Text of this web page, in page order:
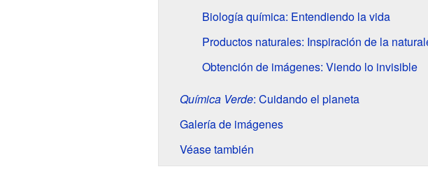
Biología química: Entendiendo la vida
Productos naturales: Inspiración de la
Obtención de imágenes: Viendo lo invisible
Química Verde: Cuidando el planeta
Galería de imágenes
Véase también